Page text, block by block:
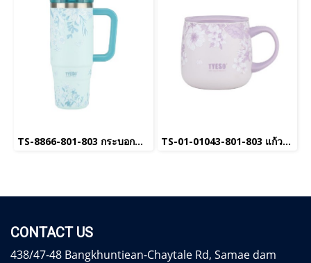
TS-8866-801-803 กระบอกน้ำเก็บอุณหภูมิ TS-01-01043-801-803 แก้วกาแฟเซรามิค
CONTACT US
438/47-48 Bangkhuntiean-Chaytale Rd, Samae dam